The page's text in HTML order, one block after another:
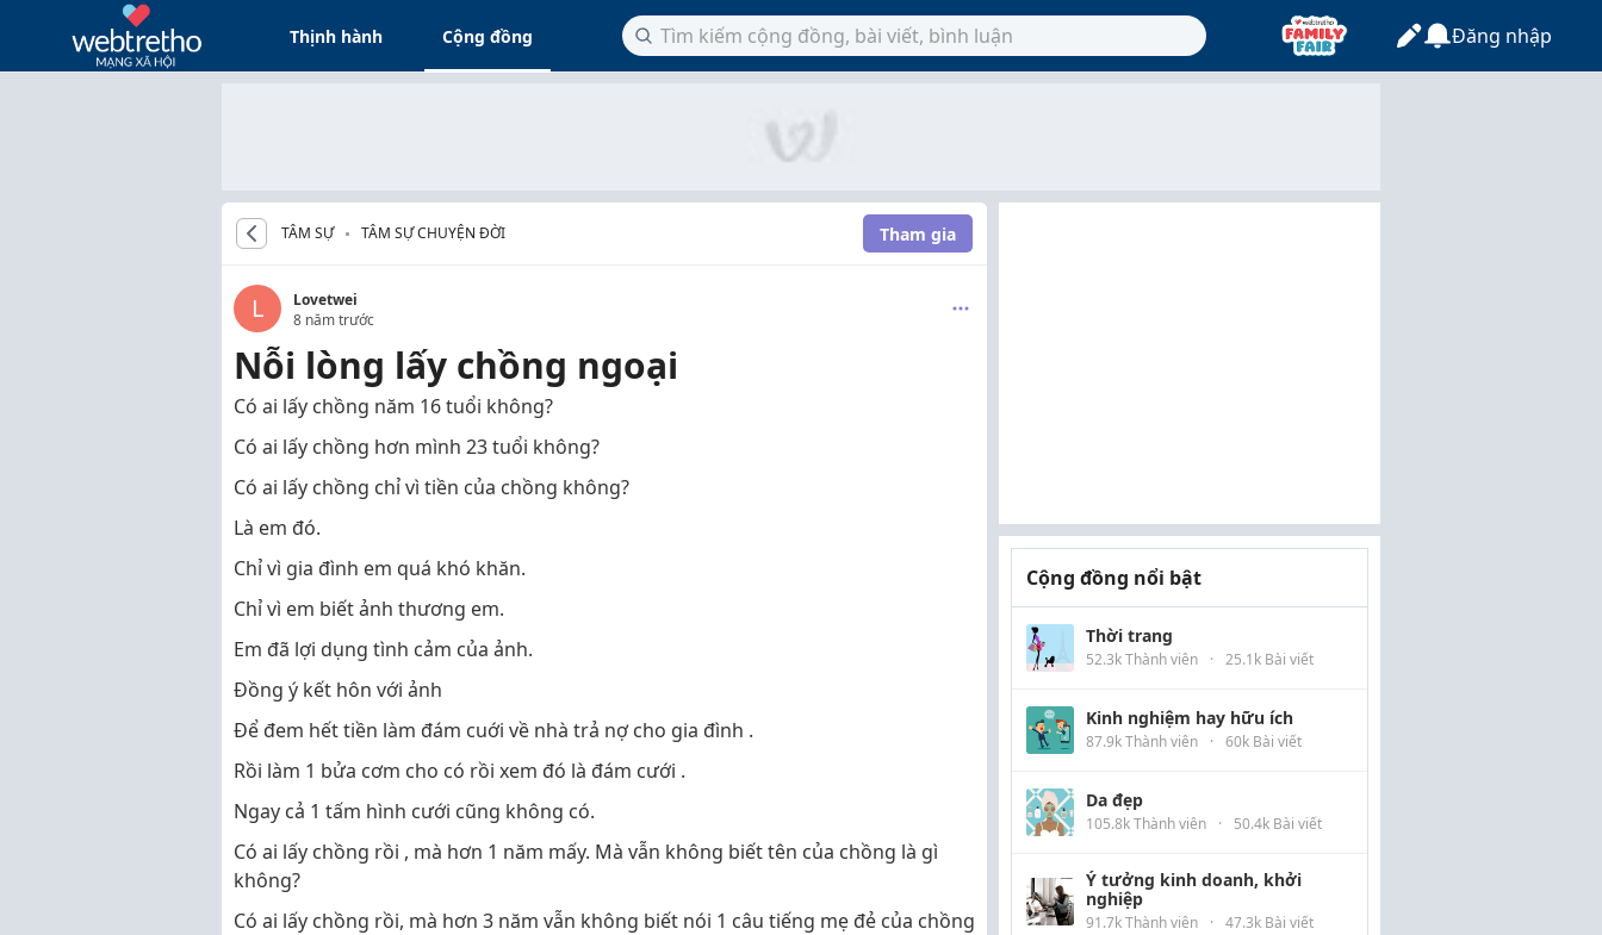
Thịnh hành Cộng đồng Đăng nhập
TÂM SỰ TÂM SỰ CHUYỆN ĐỜI Tham gia
L
Lovetwei
8 năm trước
Nỗi lòng lấy chồng ngoại
Có ai lấy chồng năm 16 tuổi không?
Có ai lấy chồng hơn mình 23 tuổi không?
Có ai lấy chồng chỉ vì tiền của chồng không?
Là em đó.
Chỉ vì gia đình em quá khó khăn.
Chỉ vì em biết ảnh thương em.
Em đã lợi dụng tình cảm của ảnh.
Đồng ý kết hôn với ảnh
Để đem hết tiền làm đám cuới về nhà trả nợ cho gia đình .
Rồi làm 1 bửa cơm cho có rồi xem đó là đám cưới .
Ngay cả 1 tấm hình cưới cũng không có.
Có ai lấy chồng rồi , mà hơn 1 năm mấy. Mà vẫn không biết tên của chồng là gì
không?
Có ai lấy chồng rồi, mà hơn 3 năm vẫn không biết nói 1 câu tiếng mẹ đẻ của chồng
Cộng đồng nổi bật
Thời trang
52.3k Thành viên · 25.1k Bài viết
Kinh nghiệm hay hữu ích
87.9k Thành viên · 60k Bài viết
Da đẹp
105.8k Thành viên · 50.4k Bài viết
Ý tưởng kinh doanh, khởi
nghiệp
91.7k Thành viên · 47.3k Bài viết